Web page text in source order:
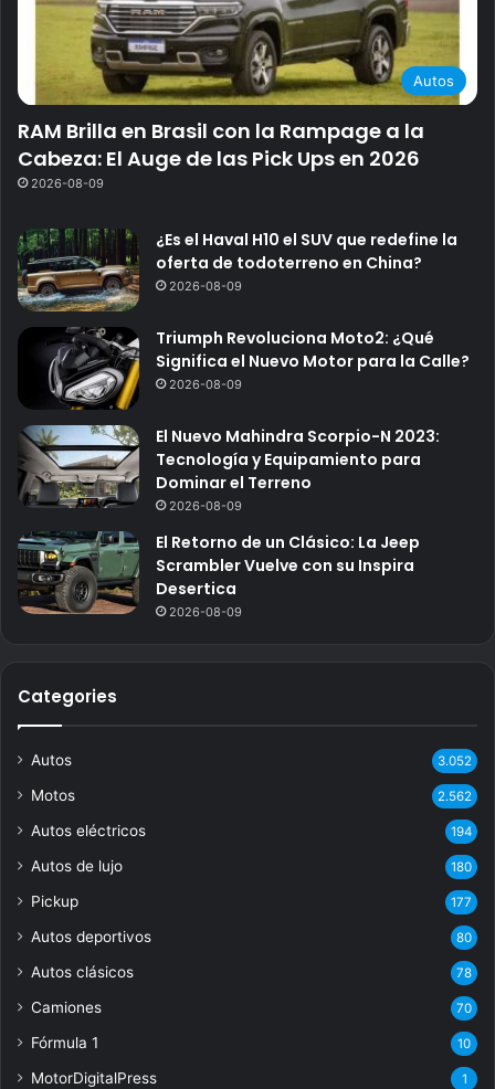
Autos
RAM Brilla en Brasil con la Rampage a la
Cabeza: El Auge de las Pick Ups en 2026
2026-08-09
¿Es el Haval H10 el SUV que redefine la
oferta de todoterreno en China?
2026-08-09
Triumph Revoluciona Moto2: ¿Qué
Significa el Nuevo Motor para la Calle?
2026-08-09
El Nuevo Mahindra Scorpio-N 2023:
Tecnología y Equipamiento para
Dominar el Terreno
2026-08-09
El Retorno de un Clásico: La Jeep
Scrambler Vuelve con su Inspira
Desertica
2026-08-09
Categories
Autos 3.052
Motos 2.562
Autos eléctricos 194
Autos de lujo 180
Pickup 177
Autos deportivos 80
Autos clásicos 78
Camiones 70
Fórmula 1 10
MotorDigitalPress 1